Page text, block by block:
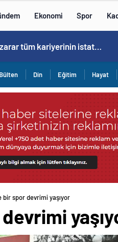
Ekonomi Spor
Cristiano Ronaldo’nun akıllara zarar tüm kariyerinin istatistiğini çıkardık !
Bülten Din Eğitim Hayat
bir spor devrimi yaşıyor